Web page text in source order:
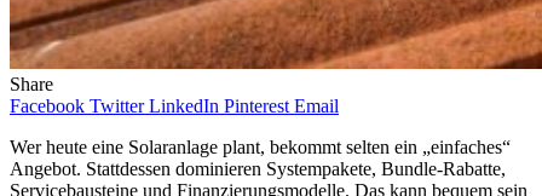
Share
Facebook Twitter LinkedIn Pinterest Email
Wer heute eine Solaranlage plant, bekommt selten ein „einfaches“
Angebot. Stattdessen dominieren Systempakete, Bundle-Rabatte,
Servicebausteine und Finanzierungsmodelle. Das kann bequem sein